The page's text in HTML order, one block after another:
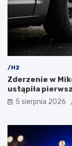
/H2
Zderzenie w
ustąpiła
5 sierpnia 2026